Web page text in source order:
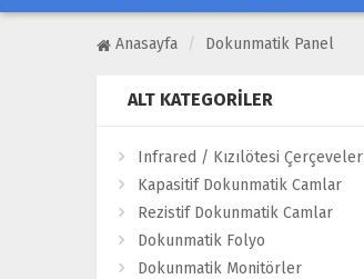
Anasayfa Dokunmatik Panel
ALT KATEGORILER
Infrared / Kızılötesi Çerçeveler
Kapasitif Dokunmatik Camlar
Rezistif Dokunmatik Camlar
Dokunmatik Folyo
Dokunmatik Monitörler